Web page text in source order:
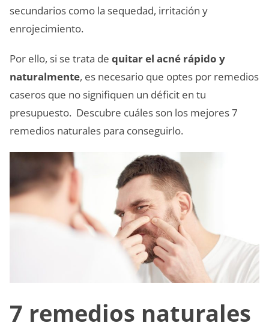
secundarios como la sequedad, irritación y
enrojecimiento.
Por ello, si se trata de quitar el acné rápido y
naturalmente, es necesario que optes por remedios
caseros que no signifiquen un déficit en tu
presupuesto. Descubre cuáles son los mejores 7
remedios naturales para conseguirlo.
7 remedios naturales